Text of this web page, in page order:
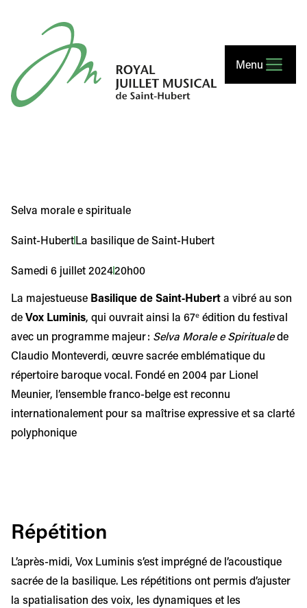
Royal Juillet Musical de Saint-Hubert
Menu
Selva morale e spirituale
Saint-HubertLa basilique de Saint-Hubert
Samedi 6 juillet 202420h00
La majestueuse Basilique de Saint‑Huberta vibré au son
deVox Luminis, qui ouvrait ainsi la 67ᵉ édition du festival
avec un programme majeur : Selva Morale e Spiritualede
Claudio Monteverdi, œuvre sacrée emblématique du
répertoire baroque vocal. Fondé en 2004 par Lionel
Meunier, l’ensemble franco-belge est reconnu
internationalement pour sa maîtrise expressive et sa clarté
polyphonique
Répétition
L’après-midi, Vox Luminis s’est imprégné de l’acoustique
sacrée de la basilique. Les répétitions ont permis d’ajuster
la spatialisation des voix, les dynamiques et les